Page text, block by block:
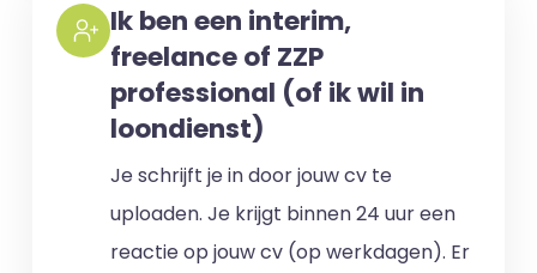
Ik ben een interim,
freelance of ZZP
professional (of ik wil in
loondienst)
Je schrijft je in door jouw cv te
uploaden. Je krijgt binnen 24 uur een
reactie op jouw cv (op werkdagen). Er